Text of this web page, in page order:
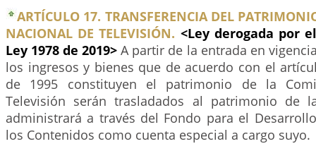
ARTÍCULO 17. TRANSFERENCIA DEL
NACIONAL DE TELEVISIÓN. <Ley derogada por
Ley 1978 de 2019>A partir de la entrada en
los ingresos y bienes que de acuerdo con el
de 1995 constituyen el patrimonio de la
Televisión serán trasladados al patrimonio de
administrará a través del Fondo para el
los Contenidos como cuenta especial a cargo suyo.